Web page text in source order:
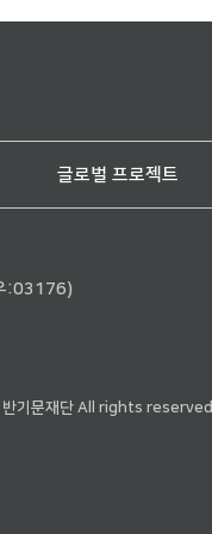
글로벌 프로젝트
:03176)
기문재단 All rights reserved.